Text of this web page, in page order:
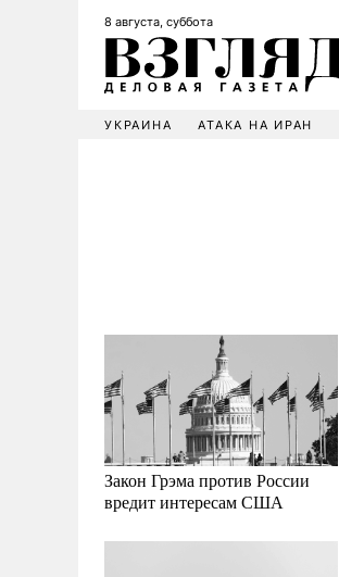
8 августа, суббота
УКРАИНА АТАКА НА ИРАН
Закон Грэма против России
вредит интересам США